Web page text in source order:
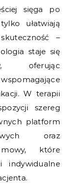
sięga po
ułatwiają
–
staje się
oferując
W terapii
szereg
platform
oraz
które
indywidualne